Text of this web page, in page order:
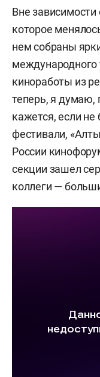
Вне зависимости
которое
нем собраны
международного
киноработы из
теперь, я думаю,
кажется, если не
фестивали,
России
секции зашел
коллеги —